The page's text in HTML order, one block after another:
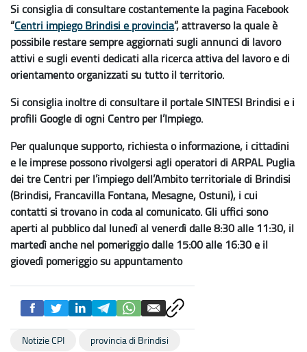
Si consiglia di consultare costantemente la pagina Facebook
“Centri impiego Brindisi e provincia”, attraverso la quale è
possibile restare sempre aggiornati sugli annunci di lavoro
attivi e sugli eventi dedicati alla ricerca attiva del lavoro e di
orientamento organizzati su tutto il territorio.
Si consiglia inoltre di consultare il portale SINTESI Brindisi e i
profili Google di ogni Centro per l’Impiego.
Per qualunque supporto, richiesta o informazione, i cittadini
e le imprese possono rivolgersi agli operatori di ARPAL Puglia
dei tre Centri per l’impiego dell’Ambito territoriale di Brindisi
(Brindisi, Francavilla Fontana, Mesagne, Ostuni), i cui
contatti si trovano in coda al comunicato. Gli uffici sono
aperti al pubblico dal lunedì al venerdì dalle 8:30 alle 11:30, il
martedì anche nel pomeriggio dalle 15:00 alle 16:30 e il
giovedì pomeriggio su appuntamento
Notizie CPI provincia di Brindisi